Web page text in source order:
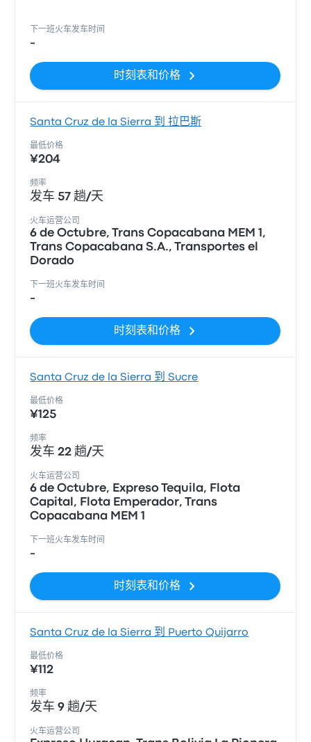
下一班火车发车时间
-
时刻表和价格
Santa Cruz de la Sierra 到 拉巴斯
最低价格
¥204
频率
发车 57 趟/天
火车运营公司
6 de Octubre, Trans Copacabana MEM 1,
Trans Copacabana S.A., Transportes el
Dorado
下一班火车发车时间
-
时刻表和价格
Santa Cruz de la Sierra 到 Sucre
最低价格
¥125
频率
发车 22 趟/天
火车运营公司
6 de Octubre, Expreso Tequila, Flota
Capital, Flota Emperador, Trans
Copacabana MEM 1
下一班火车发车时间
-
时刻表和价格
Santa Cruz de la Sierra 到 Puerto Quijarro
最低价格
¥112
频率
发车 9 趟/天
火车运营公司